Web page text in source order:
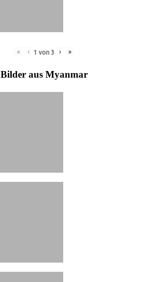
« ‹ 1 von 3 › »
Bilder aus Myanmar